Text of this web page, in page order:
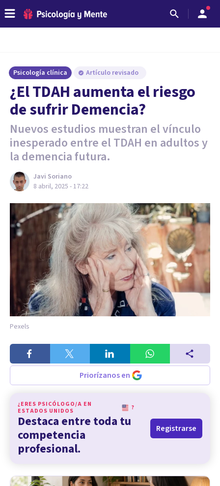
Psicología clínica Artículo revisado
¿El TDAH aumenta el riesgo
de sufrir Demencia?
Nuevos estudios muestran el vínculo
inesperado entre el TDAH en adultos y
la demencia futura.
Javi Soriano
8 abril, 2025 - 17:22
Pexels
Priorízanos en
¿ERES PSICÓLOGO/A EN
ESTADOS UNIDOS
?
Destaca entre toda tu
competencia
profesional.
Registrarse